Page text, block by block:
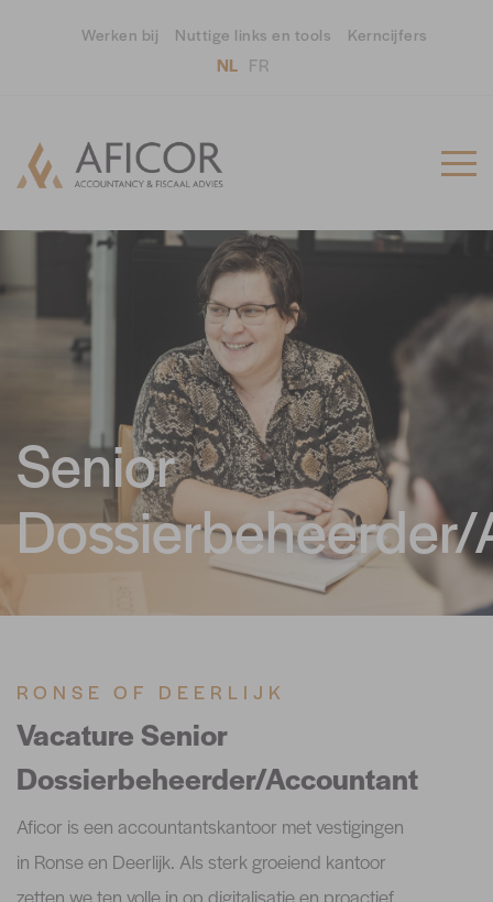
Werken bij Nuttige links en tools Kerncijfers
NL FR
Senior
RONSE OF DEERLIJK
Vacature Senior
Dossierbeheerder/Accountant
Aficor is een accountantskantoor met vestigingen
in Ronse en Deerlijk. Als sterk groeiend kantoor
zetten we ten volle in op digitalisatie en proactief